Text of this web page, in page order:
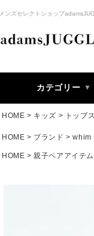
メンズセレクトショップ
カテゴリー
HOME キッズ トップ
HOME ブランド whim
HOME 親子ペアアイテム